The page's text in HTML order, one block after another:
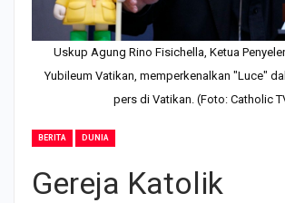
Uskup Agung Rino Fisichella, Ketua
Yubileum Vatikan, memperkenalkan "Luce"
pers di Vatikan. (Foto: Catholic
BERITA DUNIA
Gereja Katolik